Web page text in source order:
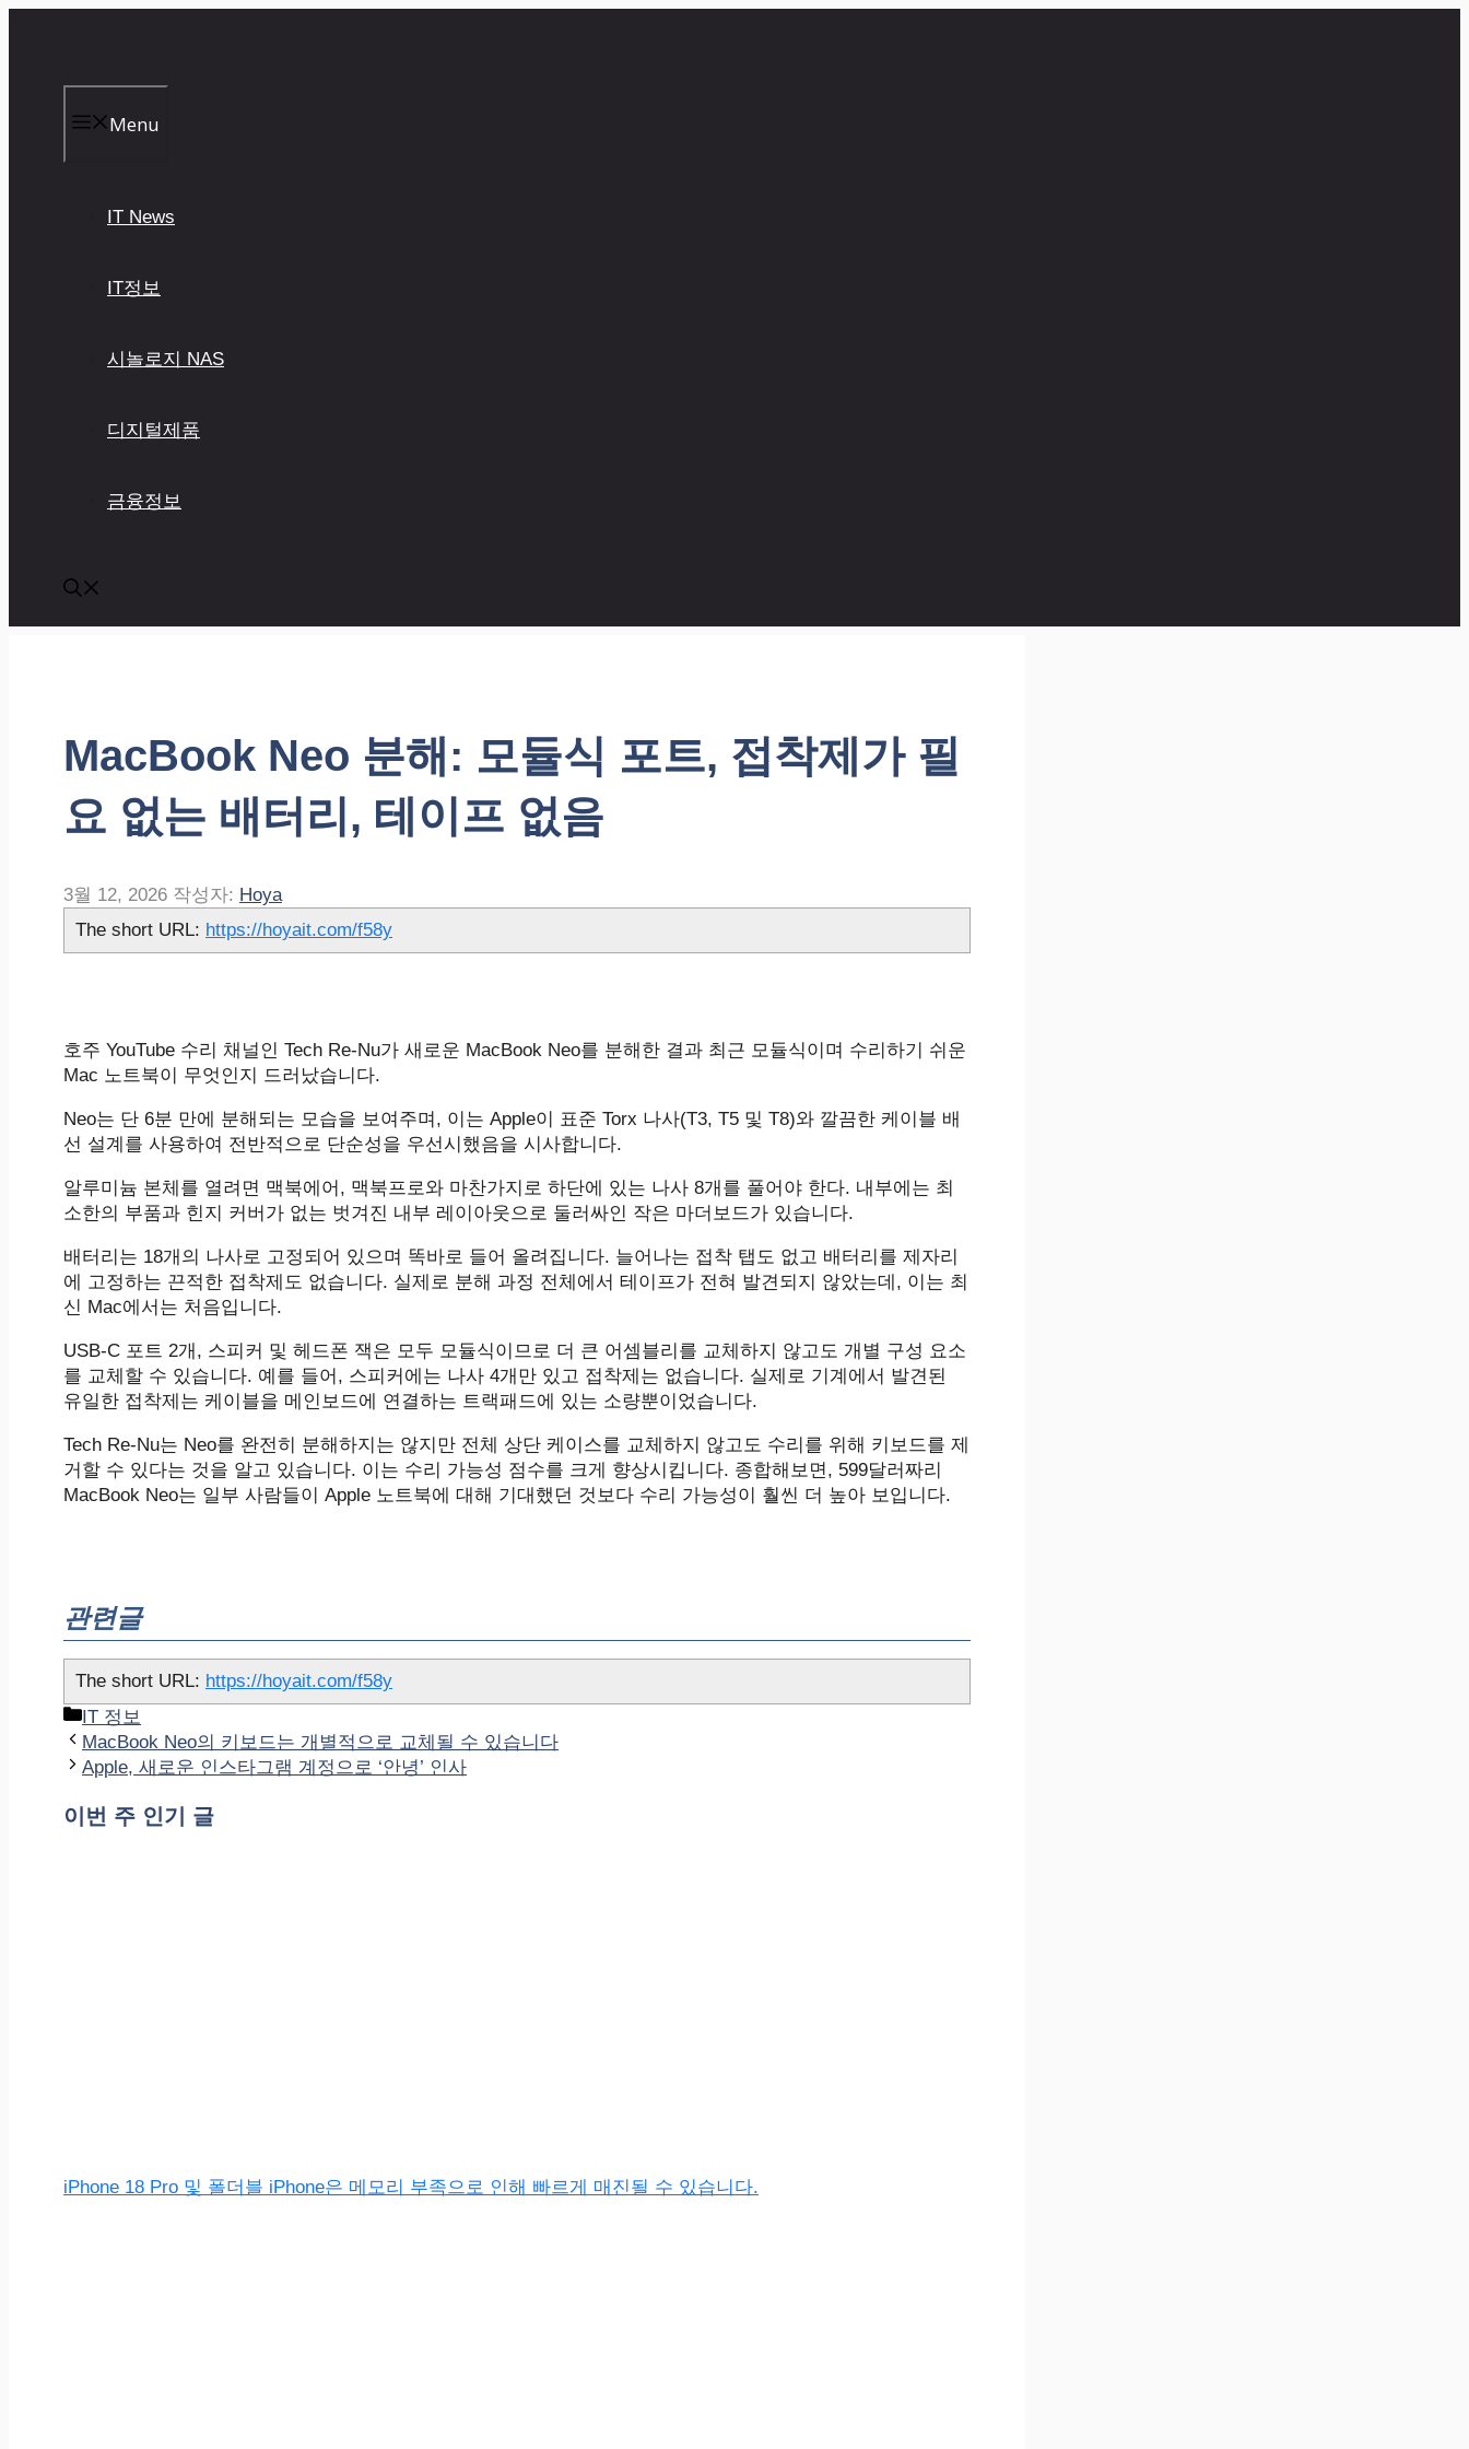
Menu
IT News
IT정보
시놀로지 NAS
디지털제품
금융정보
MacBook Neo 분해: 모듈식 포트, 접착제가 필
요 없는 배터리, 테이프 없음
3월 12, 2026 작성자: Hoya
The short URL: https://hoyait.com/f58y
호주 YouTube 수리 채널인 Tech Re-Nu가 새로운 MacBook Neo를 분해한 결과 최근 모듈식이며 수리하기 쉬운
Mac 노트북이 무엇인지 드러났습니다.
Neo는 단 6분 만에 분해되는 모습을 보여주며, 이는 Apple이 표준 Torx 나사(T3, T5 및 T8)와 깔끔한 케이블 배
선 설계를 사용하여 전반적으로 단순성을 우선시했음을 시사합니다.
알루미늄 본체를 열려면 맥북에어, 맥북프로와 마찬가지로 하단에 있는 나사 8개를 풀어야 한다. 내부에는 최
소한의 부품과 힌지 커버가 없는 벗겨진 내부 레이아웃으로 둘러싸인 작은 마더보드가 있습니다.
배터리는 18개의 나사로 고정되어 있으며 똑바로 들어 올려집니다. 늘어나는 접착 탭도 없고 배터리를 제자리
에 고정하는 끈적한 접착제도 없습니다. 실제로 분해 과정 전체에서 테이프가 전혀 발견되지 않았는데, 이는 최
신 Mac에서는 처음입니다.
USB-C 포트 2개, 스피커 및 헤드폰 잭은 모두 모듈식이므로 더 큰 어셈블리를 교체하지 않고도 개별 구성 요소
를 교체할 수 있습니다. 예를 들어, 스피커에는 나사 4개만 있고 접착제는 없습니다. 실제로 기계에서 발견된
유일한 접착제는 케이블을 메인보드에 연결하는 트랙패드에 있는 소량뿐이었습니다.
Tech Re-Nu는 Neo를 완전히 분해하지는 않지만 전체 상단 케이스를 교체하지 않고도 수리를 위해 키보드를 제
거할 수 있다는 것을 알고 있습니다. 이는 수리 가능성 점수를 크게 향상시킵니다. 종합해보면, 599달러짜리
MacBook Neo는 일부 사람들이 Apple 노트북에 대해 기대했던 것보다 수리 가능성이 훨씬 더 높아 보입니다.
관련글
The short URL: https://hoyait.com/f58y
카
테
고
IT 정보
MacBook Neo의 키보드는 개별적으로 교체될 수 있습니다
Apple, 새로운 인스타그램 계정으로 ‘안녕’ 인사
이번 주 인기 글
iPhone 18 Pro 및 폴더블 iPhone은 메모리 부족으로 인해 빠르게 매진될 수 있습니다.